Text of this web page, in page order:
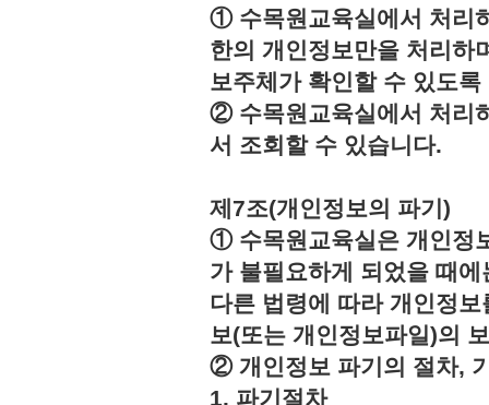
① 수목원교육실에서 처리
한의 개인정보만을 처리하
보주체가 확인할 수 있도
② 수목원교육실에서 처리
서 조회할 수 있습니다.
제7조(개인정보의 파기)
① 수목원교육실은 개인정
가 불필요하게 되었을 때
다른 법령에 따라 개인정
보(또는 개인정보파일)의
② 개인정보 파기의 절차,
1. 파기절차